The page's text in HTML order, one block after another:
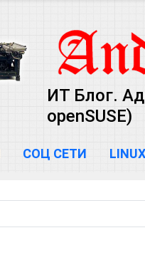
ИТ Блог.
openSUSE)
СОЦ СЕТИ LINUX